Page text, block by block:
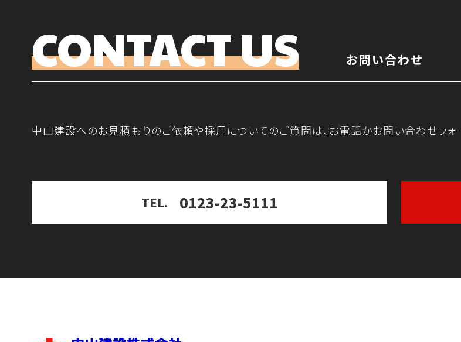
お問い合わせ
CONTACT US
中山建設へのお見積もりのご依頼や採用についてのご質問は、お電話かお問い合わせフォ
TEL. 0123-23-5111